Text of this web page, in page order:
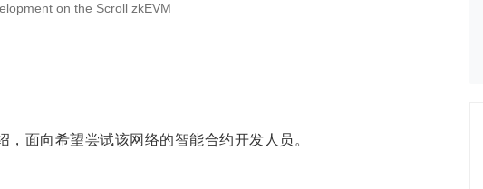
on the Scroll zkEVM
面向希望尝试该网络的智能合约开发人员。